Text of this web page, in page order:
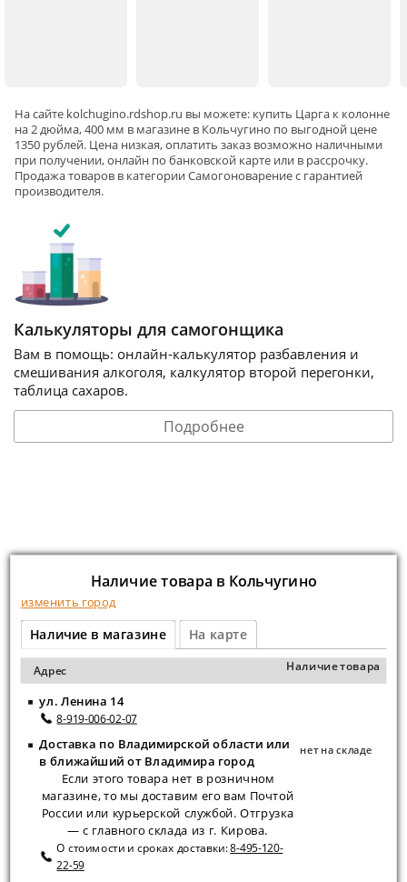
На сайте kolchugino.rdshop.ru вы можете: купить Царга к колонне
на 2 дюйма, 400 мм в магазине в Кольчугино по выгодной цене
1350 рублей. Цена низкая, оплатить заказ возможно наличными
при получении, онлайн по банковской карте или в рассрочку.
Продажа товаров в категорииСамогоноварениес гарантией
производителя.
Калькуляторы для самогонщика
Вам в помощь: онлайн-калькулятор разбавления и
смешивания алкоголя, калкулятор второй перегонки,
таблица сахаров.
Подробнее
Наличие товара в Кольчугино
изменить город
Наличие в магазине На карте
Адрес Наличие товара
ул. Ленина 14
8-919-006-02-07
Доставка по Владимирской области или
в ближайший от Владимира город
Если этого товара нет в розничном
магазине, то мы доставим его вам Почтой
России или курьерской службой. Отгрузка
— с главного склада из г. Кирова.
О стоимости и сроках доставки:8-495-120-
22-59
нет на складе